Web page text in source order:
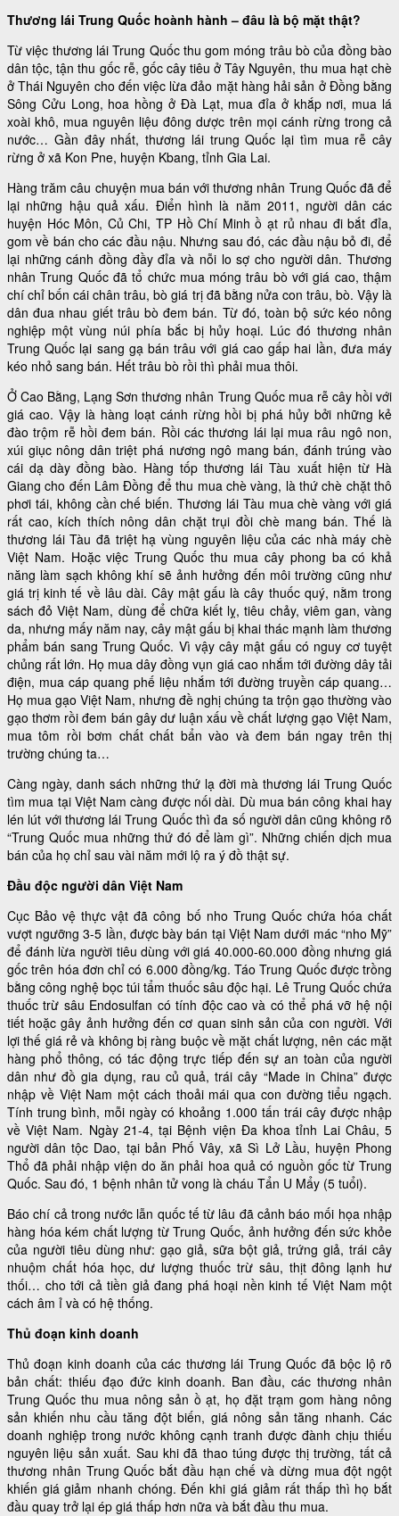
Thương lái Trung Quốc hoành hành – đâu là bộ mặt thật?
Từ việc thương lái Trung Quốc thu gom móng trâu bò của đồng bào
dân tộc, tận thu gốc rễ, gốc cây tiêu ở Tây Nguyên, thu mua hạt chè
ở Thái Nguyên cho đến việc lừa đảo mặt hàng hải sản ở Đồng bằng
Sông Cửu Long, hoa hồng ở Đà Lạt, mua đỉa ở khắp nơi, mua lá
xoài khô, mua nguyên liệu đông dược trên mọi cánh rừng trong cả
nước… Gần đây nhất, thương lái trung Quốc lại tìm mua rễ cây
rừng ở xã Kon Pne, huyện Kbang, tỉnh Gia Lai.
Hàng trăm câu chuyện mua bán với thương nhân Trung Quốc đã để
lại những hậu quả xấu. Điển hình là năm 2011, người dân các
huyện Hóc Môn, Củ Chi, TP Hồ Chí Minh ồ ạt rủ nhau đi bắt đỉa,
gom về bán cho các đầu nậu. Nhưng sau đó, các đầu nậu bỏ đi, để
lại những cánh đồng đầy đỉa và nỗi lo sợ cho người dân. Thương
nhân Trung Quốc đã tổ chức mua móng trâu bò với giá cao, thậm
chí chỉ bốn cái chân trâu, bò giá trị đã bằng nửa con trâu, bò. Vậy là
dân đua nhau giết trâu bò đem bán. Từ đó, toàn bộ sức kéo nông
nghiệp một vùng núi phía bắc bị hủy hoại. Lúc đó thương nhân
Trung Quốc lại sang gạ bán trâu với giá cao gấp hai lần, đưa máy
kéo nhỏ sang bán. Hết trâu bò rồi thì phải mua thôi.
Ở Cao Bằng, Lạng Sơn thương nhân Trung Quốc mua rễ cây hồi với
giá cao. Vậy là hàng loạt cánh rừng hồi bị phá hủy bởi những kẻ
đào trộm rễ hồi đem bán. Rồi các thương lái lại mua râu ngô non,
xúi giục nông dân triệt phá nương ngô mang bán, đánh trúng vào
cái dạ dày đồng bào. Hàng tốp thương lái Tàu xuất hiện từ Hà
Giang cho đến Lâm Đồng để thu mua chè vàng, là thứ chè chặt thô
phơi tái, không cần chế biến. Thương lái Tàu mua chè vàng với giá
rất cao, kích thích nông dân chặt trụi đồi chè mang bán. Thế là
thương lái Tàu đã triệt hạ vùng nguyên liệu của các nhà máy chè
Việt Nam. Hoặc việc Trung Quốc thu mua cây phong ba có khả
năng làm sạch không khí sẽ ảnh hưởng đến môi trường cũng như
giá trị kinh tế về lâu dài. Cây mật gấu là cây thuốc quý, nằm trong
sách đỏ Việt Nam, dùng để chữa kiết lỵ, tiêu chảy, viêm gan, vàng
da, nhưng mấy năm nay, cây mật gấu bị khai thác mạnh làm thương
phẩm bán sang Trung Quốc. Vì vậy cây mật gấu có nguy cơ tuyệt
chủng rất lớn. Họ mua dây đồng vụn giá cao nhắm tới đường dây tải
điện, mua cáp quang phế liệu nhắm tới đường truyền cáp quang…
Họ mua gạo Việt Nam, nhưng đề nghị chúng ta trộn gạo thường vào
gạo thơm rồi đem bán gây dư luận xấu về chất lượng gạo Việt Nam,
mua tôm rồi bơm chất chất bẩn vào và đem bán ngay trên thị
trường chúng ta…
Càng ngày, danh sách những thứ lạ đời mà thương lái Trung Quốc
tìm mua tại Việt Nam càng được nối dài. Dù mua bán công khai hay
lén lút với thương lái Trung Quốc thì đa số người dân cũng không rõ
“Trung Quốc mua những thứ đó để làm gì”. Những chiến dịch mua
bán của họ chỉ sau vài năm mới lộ ra ý đồ thật sự.
Đầu độc người dân Việt Nam
Cục Bảo vệ thực vật đã công bố nho Trung Quốc chứa hóa chất
vượt ngưỡng 3-5 lần, được bày bán tại Việt Nam dưới mác “nho Mỹ”
để đánh lừa người tiêu dùng với giá 40.000-60.000 đồng nhưng giá
gốc trên hóa đơn chỉ có 6.000 đồng/kg. Táo Trung Quốc được trồng
bằng công nghệ bọc túi tẩm thuốc sâu độc hại. Lê Trung Quốc chứa
thuốc trừ sâu Endosulfan có tính độc cao và có thể phá vỡ hệ nội
tiết hoặc gây ảnh hưởng đến cơ quan sinh sản của con người. Với
lợi thế giá rẻ và không bị ràng buộc về mặt chất lượng, nên các mặt
hàng phổ thông, có tác động trực tiếp đến sự an toàn của người
dân như đồ gia dụng, rau củ quả, trái cây “Made in China” được
nhập về Việt Nam một cách thoải mái qua con đường tiểu ngạch.
Tính trung bình, mỗi ngày có khoảng 1.000 tấn trái cây được nhập
về Việt Nam. Ngày 21-4, tại Bệnh viện Đa khoa tỉnh Lai Châu, 5
người dân tộc Dao, tại bản Phố Vây, xã Sì Lở Lầu, huyện Phong
Thổ đã phải nhập viện do ăn phải hoa quả có nguồn gốc từ Trung
Quốc. Sau đó, 1 bệnh nhân tử vong là cháu Tẩn U Mẩy (5 tuổi).
Báo chí cả trong nước lẫn quốc tế từ lâu đã cảnh báo mối họa nhập
hàng hóa kém chất lượng từ Trung Quốc, ảnh hưởng đến sức khỏe
của người tiêu dùng như: gạo giả, sữa bột giả, trứng giả, trái cây
nhuộm chất hóa học, dư lượng thuốc trừ sâu, thịt đông lạnh hư
thối… cho tới cả tiền giả đang phá hoại nền kinh tế Việt Nam một
cách âm ỉ và có hệ thống.
Thủ đoạn kinh doanh
Thủ đoạn kinh doanh của các thương lái Trung Quốc đã bộc lộ rõ
bản chất: thiếu đạo đức kinh doanh. Ban đầu, các thương nhân
Trung Quốc thu mua nông sản ồ ạt, họ đặt trạm gom hàng nông
sản khiến nhu cầu tăng đột biến, giá nông sản tăng nhanh. Các
doanh nghiệp trong nước không cạnh tranh được đành chịu thiếu
nguyên liệu sản xuất. Sau khi đã thao túng được thị trường, tất cả
thương nhân Trung Quốc bắt đầu hạn chế và dừng mua đột ngột
khiến giá giảm nhanh chóng. Đến khi giá giảm rất thấp thì họ bắt
đầu quay trở lại ép giá thấp hơn nữa và bắt đầu thu mua.